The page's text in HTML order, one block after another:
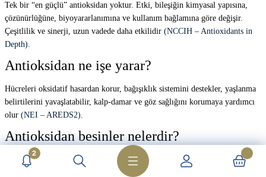
Tek bir “en güçlü” antioksidan yoktur. Etki, bileşiğin kimyasal yapısına,
çözünürlüğüne, biyoyararlanımına ve kullanım bağlamına göre değişir.
Çeşitlilik ve sinerji, uzun vadede daha etkilidir (NCCIH – Antioxidants in
Depth).
Antioksidan ne işe yarar?
Hücreleri oksidatif hasardan korur, bağışıklık sistemini destekler, yaşlanma
belirtilerini yavaşlatabilir, kalp-damar ve göz sağlığını korumaya yardımcı
olur (NEI – AREDS2).
Antioksidan besinler nelerdir?
Yaban mersini, nar, üzüm, ıspanak, brokoli, domates, havuç, ceviz, badem,
yeşil çay gibi gıdalar başlıca kaynaklardır.
2